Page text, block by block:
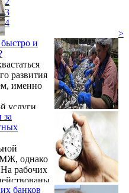
Лиги Наций по
Фритьофа Нансена, был
для беженцев. В
реальности
помогал беженцам в
...
и
развития
именно
услуги
Бюро
а также
с
о
за
однако
На рабочих
банков
3
4
>